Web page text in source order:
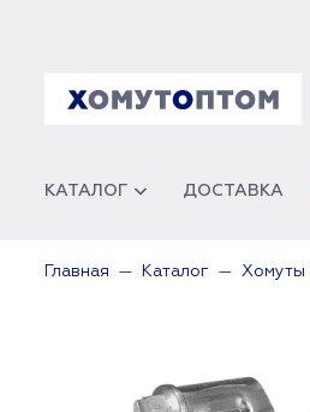
КАТАЛОГ ДОСТАВКА
Главная Каталог Хомуты